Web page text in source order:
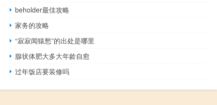
beholder最佳攻略
家务的攻略
“寂寂闻猿愁”的出处是哪里
腺状体肥大多大年龄自愈
过年饭店要装修吗